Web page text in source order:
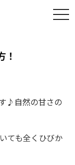
！
♪自然の甘さの
ても全くひびか